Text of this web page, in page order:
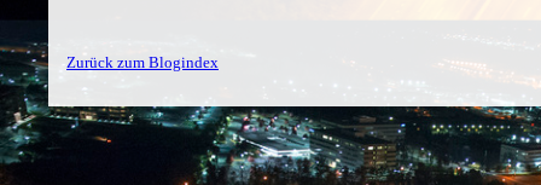
Zurück zum Blogindex